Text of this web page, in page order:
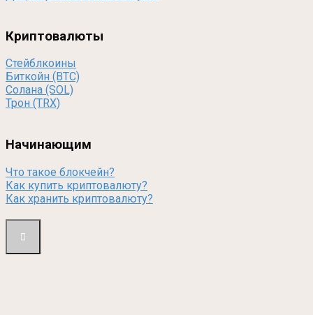
Криптовалюты
Стейблкоины
Биткойн (BTC)
Солана (SOL)
Трон (TRX)
Начинающим
Что такое блокчейн?
Как купить криптовалюту?
Как хранить криптовалюту?